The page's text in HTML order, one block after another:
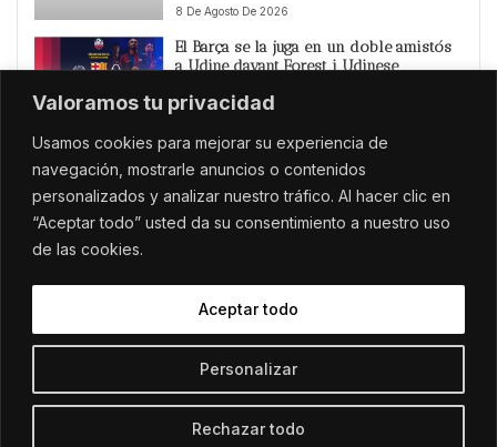
Valoramos tu privacidad
Usamos cookies para mejorar su experiencia de
navegación, mostrarle anuncios o contenidos
personalizados y analizar nuestro tráfico. Al hacer clic en
“Aceptar todo” usted da su consentimiento a nuestro uso
de las cookies.
Personalizar
Rechazar todo
Aceptar todo
8 De Agosto De 2026
El Barça se la juga en un doble amistós
a Udine davant Forest i Udinese
8 De Agosto De 2026
del País Valencià amb La Fúmiga i Naina
8 De Agosto De 2026
d’identificats en un operatiu contra la
VeuCatalana.cat © 2024 | Todos los derechos reservados.
Contacte Avis Sobre Política de Política de